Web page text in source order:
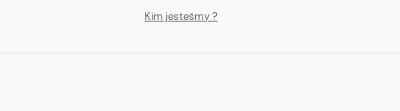
Kim jesteśmy ?